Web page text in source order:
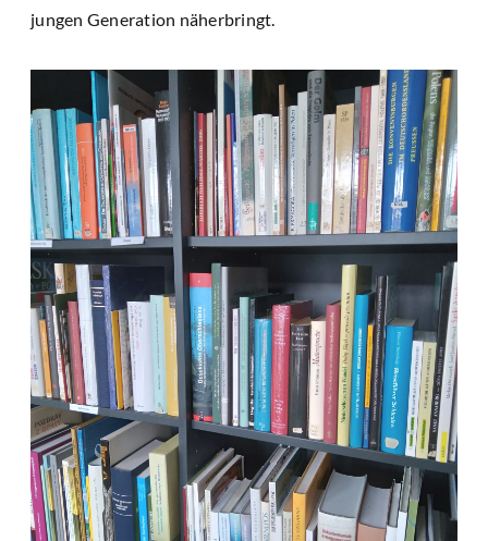
jungen Generation näherbringt.